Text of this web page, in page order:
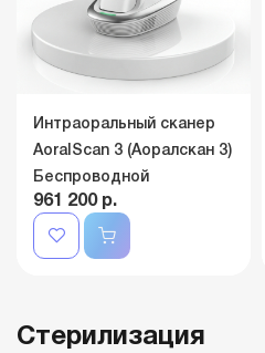
Интраоральный сканер
AoralScan 3 (Аоралскан 3)
Беспроводной
961 200 р.
Стерилизация